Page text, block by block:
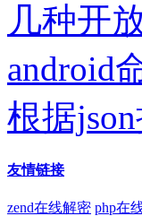
几种开
android
根据
友情链接
zend在线解密 php在